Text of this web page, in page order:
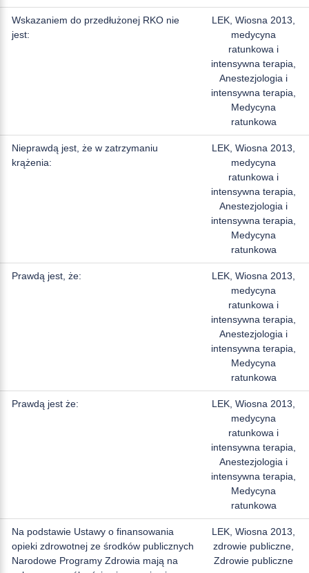
Wskazaniem do przedłużonej RKO nie
jest:
LEK, Wiosna 2013,
medycyna
ratunkowa i
intensywna terapia,
Anestezjologia i
intensywna terapia,
Medycyna
ratunkowa
Nieprawdą jest, że w zatrzymaniu
krążenia:
LEK, Wiosna 2013,
medycyna
ratunkowa i
intensywna terapia,
Anestezjologia i
intensywna terapia,
Medycyna
ratunkowa
Prawdą jest, że:
LEK, Wiosna 2013,
medycyna
ratunkowa i
intensywna terapia,
Anestezjologia i
intensywna terapia,
Medycyna
ratunkowa
Prawdą jest że:
LEK, Wiosna 2013,
medycyna
ratunkowa i
intensywna terapia,
Anestezjologia i
intensywna terapia,
Medycyna
ratunkowa
Na podstawie Ustawy o finansowania
opieki zdrowotnej ze środków publicznych
Narodowe Programy Zdrowia mają na
LEK, Wiosna 2013,
zdrowie publiczne,
Zdrowie publiczne